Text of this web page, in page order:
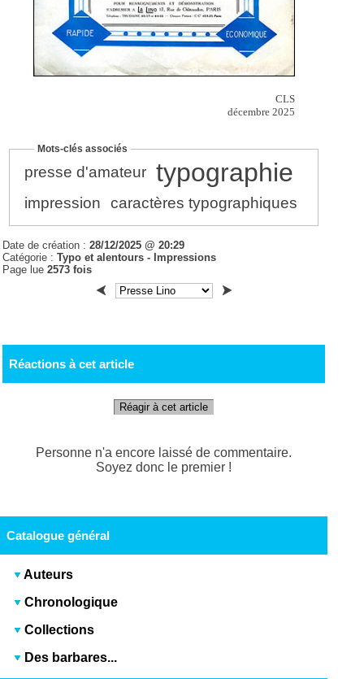
CLS
décembre 2025
Mots-clés associés
presse d'amateur typographie
impression caractères typographiques
Date de création :28/12/2025 @ 20:29
Catégorie :Typo et alentours - Impressions
Page lue2573 fois
Réactions à cet article
Réagir à cet article
Personne n'a encore laissé de commentaire.
Soyez donc le premier !
Catalogue général
Auteurs
Chronologique
Collections
Des barbares...